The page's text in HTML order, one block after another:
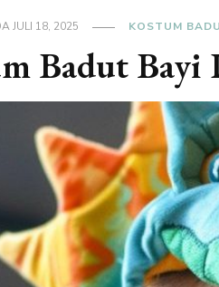
JULI 18, 2025 KOSTUM
Badut Bayi